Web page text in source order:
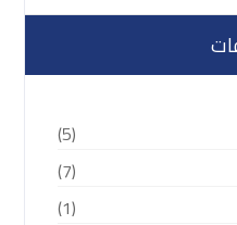
(5)
(7)
(1)